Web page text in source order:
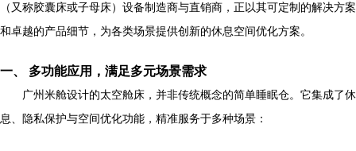
（又称胶囊床或子母床）设备制造商与直销商，正以其可定制的解决方案
和卓越的产品细节，为各类场景提供创新的休息空间优化方案。
一、 多功能应用，满足多元场景需求
广州米舱设计的太空舱床，并非传统概念的简单睡眠仓。它集成了休
息、隐私保护与空间优化功能，精准服务于多种场景：